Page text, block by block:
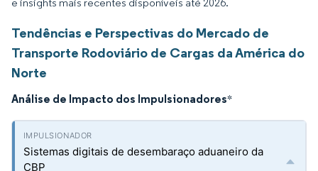
Tendências e Perspectivas do Mercado de
Transporte Rodoviário de Cargas da América do
Norte
Análise de Impacto dos Impulsionadores*
Sistemas digitais de desembaraço aduaneiro da
CBP